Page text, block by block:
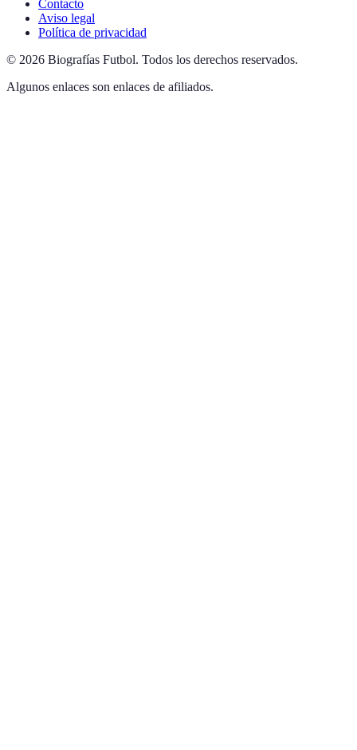
Contacto
Aviso legal
Política de privacidad
© 2026 Biografías Futbol. Todos los derechos reservados.
Algunos enlaces son enlaces de afiliados.